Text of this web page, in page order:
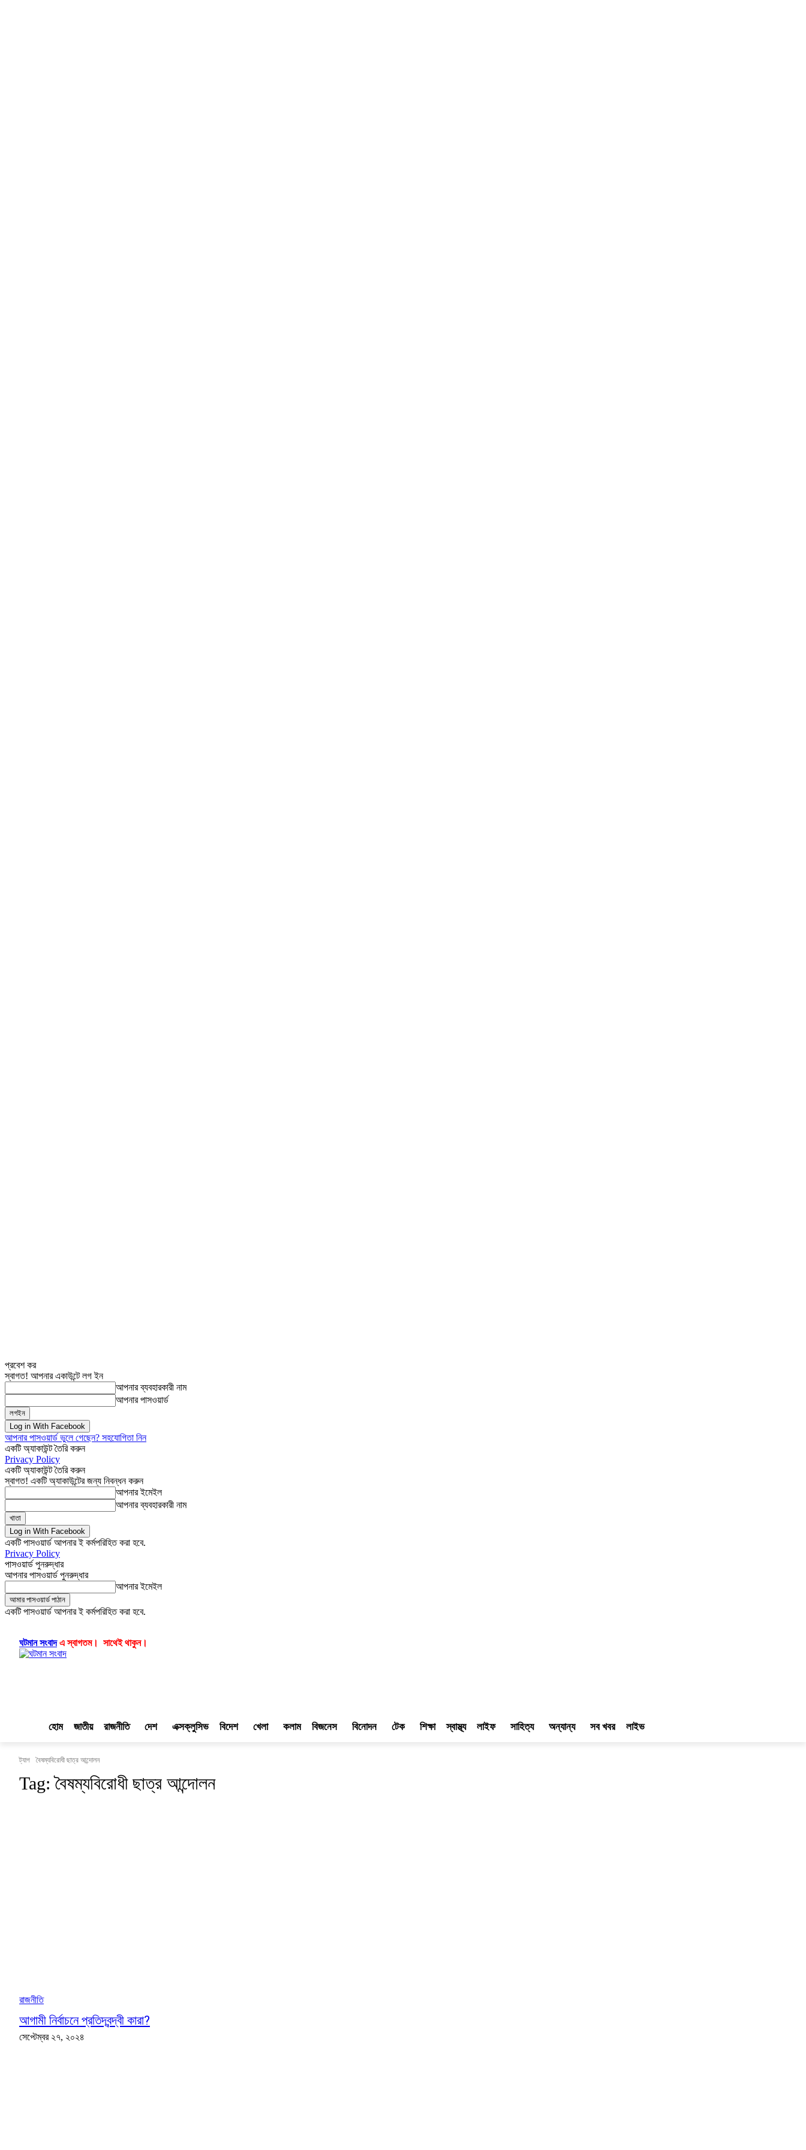
প্রবেশ কর
স্বাগত! আপনার একাউন্টে লগ ইন
আপনার ব্যবহারকারী নাম
আপনার পাসওয়ার্ড
Log in With Facebook
আপনার পাসওয়ার্ড ভুলে গেছেন? সহযোগিতা নিন
একটি অ্যাকাউন্ট তৈরি করুন
Privacy Policy
একটি অ্যাকাউন্ট তৈরি করুন
স্বাগত! একটি অ্যাকাউন্টের জন্য নিবন্ধন করুন
আপনার ইমেইল
আপনার ব্যবহারকারী নাম
Log in With Facebook
একটি পাসওয়ার্ড আপনার ই কর্মপরিহিত করা হবে.
Privacy Policy
পাসওয়ার্ড পুনরুদ্ধার
আপনার পাসওয়ার্ড পুনরুদ্ধার
আপনার ইমেইল
একটি পাসওয়ার্ড আপনার ই কর্মপরিহিত করা হবে.
ঘটমান সংবাদএ স্বাগতম। সাথেই থাকুন।
হোম জাতীয় রাজনীতি দেশ এক্সক্লুসিভ বিদেশ খেলা কলাম বিজনেস বিনোদন টেক শিক্ষা স্বাস্থ্য লাইফ সাহিত্য অন্যান্য সব খবর লাইভ
ট্যাগ বৈষম্যবিরোধী ছাত্র আন্দোলন
Tag:বৈষম্যবিরোধী ছাত্র আন্দোলন
রাজনীতি
আগামী নির্বাচনে প্রতিদ্বন্দ্বী কারা?
সেপ্টেম্বর ২৭, ২০২৪